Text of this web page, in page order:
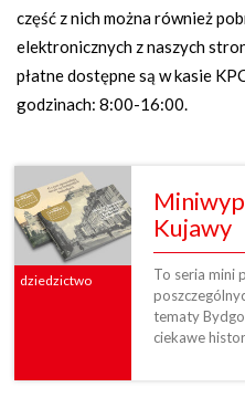
część z nich można również
elektronicznych z naszych
płatne dostępne są w kasie
godzinach: 8:00-16:00.
dziedzictwo
Kujawy
To seria mini
tematy
ciekawe